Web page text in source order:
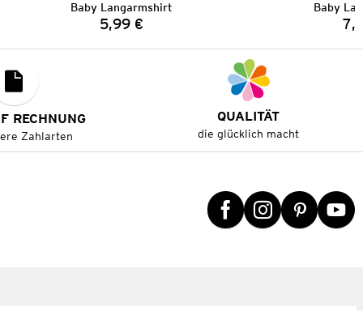
Baby Langarmshirt
Preis:
5,99 €
Baby
RECHNUNG
Zahlarten
QUALITÄT
die glücklich macht